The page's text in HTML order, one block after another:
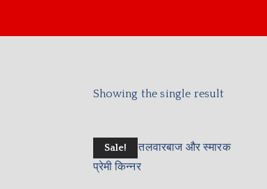
Showing the single result
Sale!